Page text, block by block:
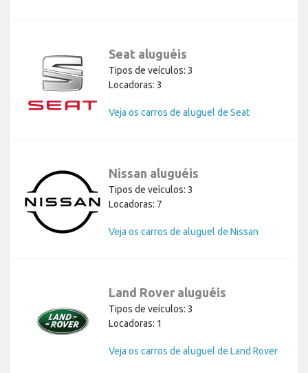
Seat aluguéis
Tipos de veículos: 3
Locadoras: 3
Veja os carros de aluguel de Seat
Nissan aluguéis
Tipos de veículos: 3
Locadoras: 7
Veja os carros de aluguel de Nissan
Land Rover aluguéis
Tipos de veículos: 3
Locadoras: 1
Veja os carros de aluguel de Land Rover